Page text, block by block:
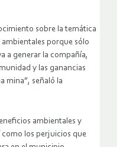
sobre la temática
porque sólo
a generar la compañía,
y las ganancias
mina”, señaló la
ambientales y
los perjuicios que